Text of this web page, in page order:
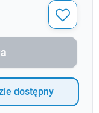
dostępny